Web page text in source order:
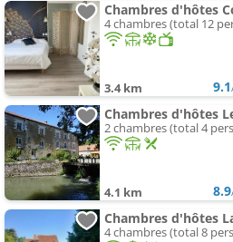
Chambres d'hôtes
4 chambres (total 12
3.4 km 9.1
Chambres d'hôtes
2 chambres (total 4
4.1 km 8.9
Chambres d'hôtes
4 chambres (total 8